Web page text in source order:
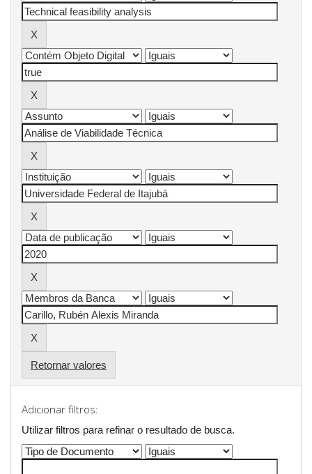
Retornar valores
Adicionar filtros:
Utilizar filtros para refinar o resultado de busca.